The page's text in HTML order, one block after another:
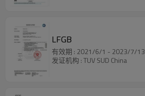
LFGB
有效期 : 2021/6/1 - 2023/7/13
发证机构 : TUV SUD China